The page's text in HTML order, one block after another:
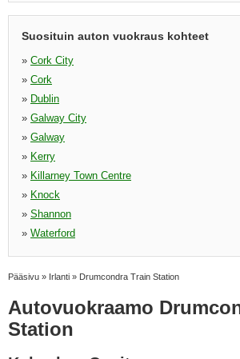
Suosituin auton vuokraus kohteet
» Cork City
» Cork
» Dublin
» Galway City
» Galway
» Kerry
» Killarney Town Centre
» Knock
» Shannon
» Waterford
Pääsivu » Irlanti » Drumcondra Train Station
Autovuokraamo
Station